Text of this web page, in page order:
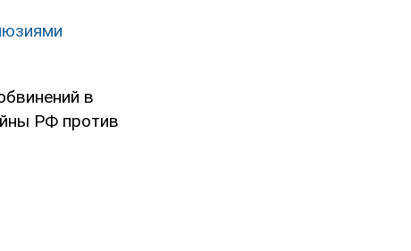
в
РФ против